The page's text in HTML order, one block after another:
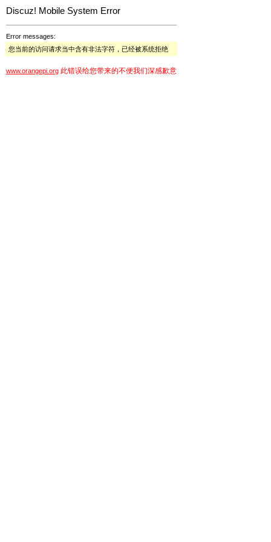
Discuz! Mobile System Error
Error messages:
您当前的访问请求当中含有非法字符，已经被系统拒绝
www.orangepi.org 此错误给您带来的不便我们深感歉意